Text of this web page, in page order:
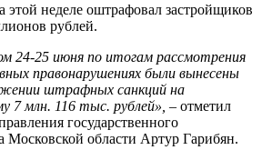
этой неделе оштрафовал застройщиков
рублей.
24-25 июня по итогам рассмотрения
правонарушениях были вынесены
штрафных санкций на
7 млн. 116 тыс. рублей», – отметил
государственного
Московской области Артур Гарибян.